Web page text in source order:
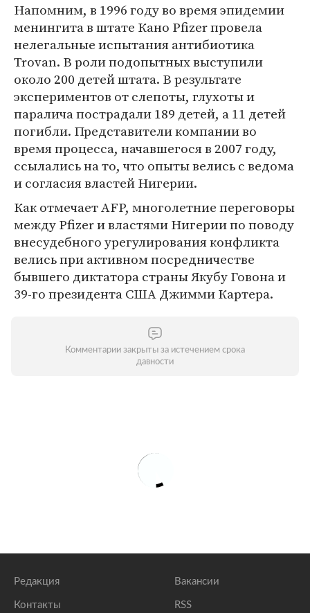
Напомним, в 1996 году во время эпидемии
менингита в штате Кано Pfizer провела
нелегальные испытания антибиотика
Trovan. В роли подопытных выступили
около 200 детей штата. В результате
экспериментов от слепоты, глухоты и
паралича пострадали 189 детей, а 11 детей
погибли. Представители компании во
время процесса, начавшегося в 2007 году,
ссылались на то, что опыты велись с ведома
и согласия властей Нигерии.
Как отмечает AFP, многолетние переговоры
между Pfizer и властями Нигерии по поводу
внесудебного урегулирования конфликта
велись при активном посредничестве
бывшего диктатора страны Якубу Говона и
39-го президента США Джимми Картера.
Комментарии закрыты за истечением срока
давности
Редакция
Контакты
Вакансии
RSS